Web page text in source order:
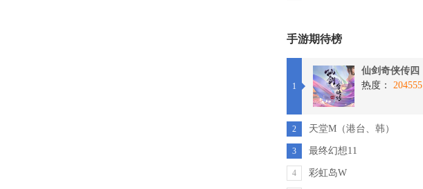
手游期待榜
1
仙剑奇侠传四
热度：
204555
2 天堂M（港台、韩）
3 最终幻想11
4 彩虹岛W